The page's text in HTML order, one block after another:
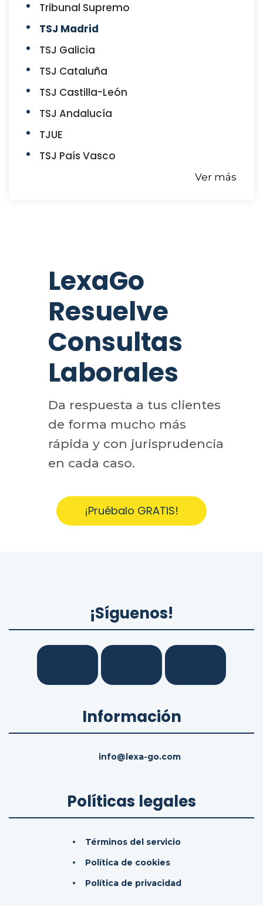
Tribunal Supremo
TSJ Madrid
TSJ Galicia
TSJ Cataluña
TSJ Castilla-León
TSJ Andalucía
TJUE
TSJ País Vasco
Ver más
LexaGo
Resuelve
Consultas
Laborales
Da respuesta a tus clientes
de forma mucho más
rápida y con jurisprudencia
en cada caso.
¡Pruébalo GRATIS!
¡Síguenos!
Información
info@lexa-go.com
Políticas legales
Términos del servicio
Política de cookies
Política de privacidad